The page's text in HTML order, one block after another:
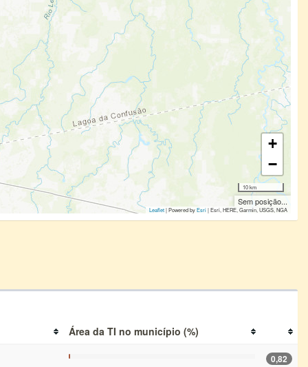
+
−
10 km
Sem posição...
Leaflet| Powered byEsri|Esri, HERE, Garmin, USGS, NGA
Área da TI no município (%)
0,82